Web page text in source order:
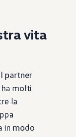
vita
partner
molti
la
in modo